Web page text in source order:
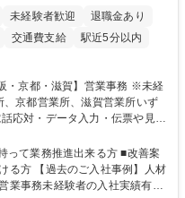
未経験者歓迎
退職金あり
交通費支給
駅近5分以内
応対・データ入力・伝票や見積
内で発生する事務業務や業務改
業務システムがきちんと構築さ
とができる環境です。また、
って業務推進出来る方 ■改善案
る方 【過去のご入社事例】人材
業事務未経験者の入社実績有